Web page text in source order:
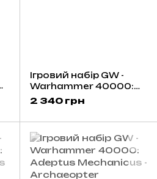
Ігровий набір GW -
Warhammer 40000:
Adeptus Mechanicus -
Sicarians
2 340 грн